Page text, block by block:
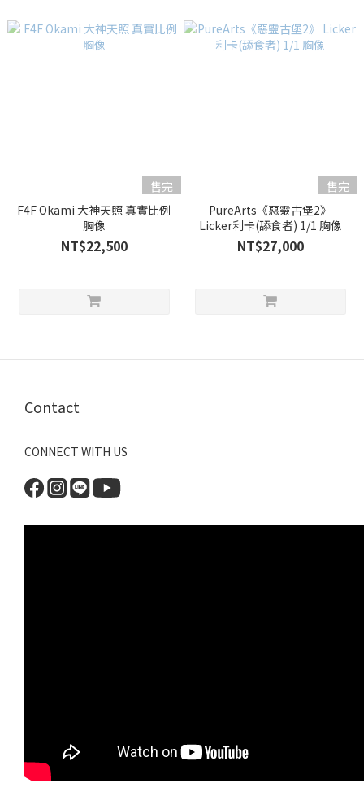
售完
F4F Okami 大神天照 真實比例
胸像
NT$22,500
售完
PureArts《惡靈古堡2》
Licker利卡(舔食者) 1/1 胸像
NT$27,000
Contact
CONNECT WITH US